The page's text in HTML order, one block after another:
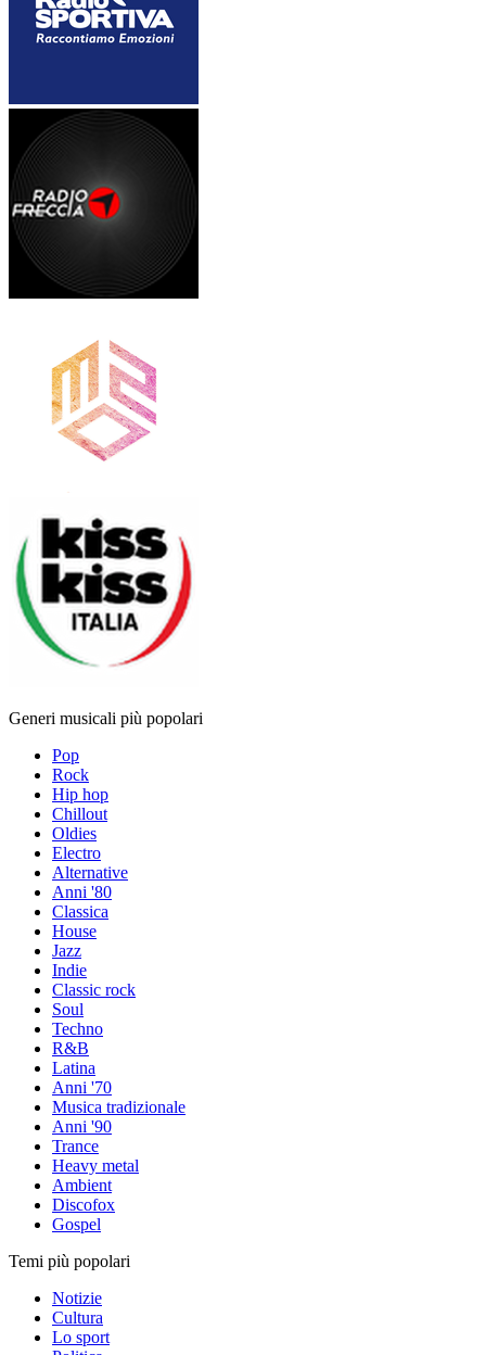
Generi musicali più popolari
Pop
Rock
Hip hop
Chillout
Oldies
Electro
Alternative
Anni '80
Classica
House
Jazz
Indie
Classic rock
Soul
Techno
R&B
Latina
Anni '70
Musica tradizionale
Anni '90
Trance
Heavy metal
Ambient
Discofox
Gospel
Temi più popolari
Notizie
Cultura
Lo sport